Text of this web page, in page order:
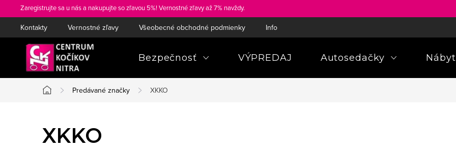
na
Zaregistrujte sa u nás a nakupujte so zľavou 5%! Vernostné zľavy až 7% navždy.
Kontakty Vernostné zľavy Všeobecné obchodné podmienky Informácie a poučenia pre spotrebiteľa
Bezpečnosť VÝPREDAJ Autosedačky
Domov
Predávané značky XKKO
XKKO